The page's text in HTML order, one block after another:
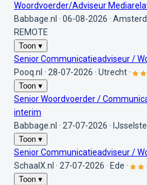
Woordvoerder/Adviseur
Babbage.nl · 06-08-2026 ·
REMOTE
Toon ▾
Senior Communicatieadviseur /
Pooq.nl · 28-07-2026 · Utrecht ·
Toon ▾
Senior Woordvoerder /
interim
Babbage.nl · 27-07-2026 ·
Toon ▾
Senior Communicatieadviseur /
SchaalX.nl · 27-07-2026 · Ede ·
Toon ▾